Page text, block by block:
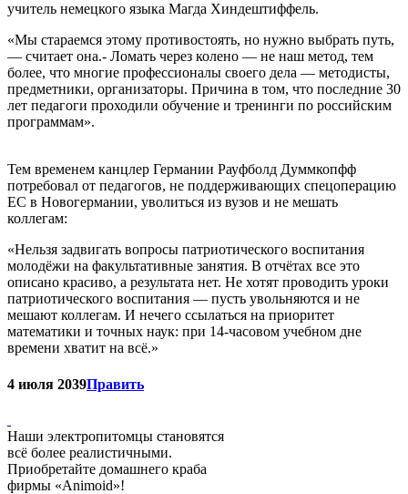
учитель немецкого языка Магда Хиндештиффель.
«Мы стараемся этому противостоять, но нужно выбрать путь,
— считает она.- Ломать через колено — не наш метод, тем
более, что многие профессионалы своего дела — методисты,
предметники, организаторы. Причина в том, что последние 30
лет педагоги проходили обучение и тренинги по российским
программам».
Тем временем канцлер Германии Рауфболд Думмкопфф
потребовал от педагогов, не поддерживающих спецоперацию
ЕС в Новогермании, уволиться из вузов и не мешать
коллегам:
«Нельзя задвигать вопросы патриотического воспитания
молодёжи на факультативные занятия. В отчётах все это
описано красиво, а результата нет. Не хотят проводить уроки
патриотического воспитания — пусть увольняются и не
мешают коллегам. И нечего ссылаться на приоритет
математики и точных наук: при 14-часовом учебном дне
времени хватит на всё.»
4 июля 2039Править
Наши электропитомцы становятся
всё более реалистичными.
Приобретайте домашнего краба
фирмы «Animoid»!